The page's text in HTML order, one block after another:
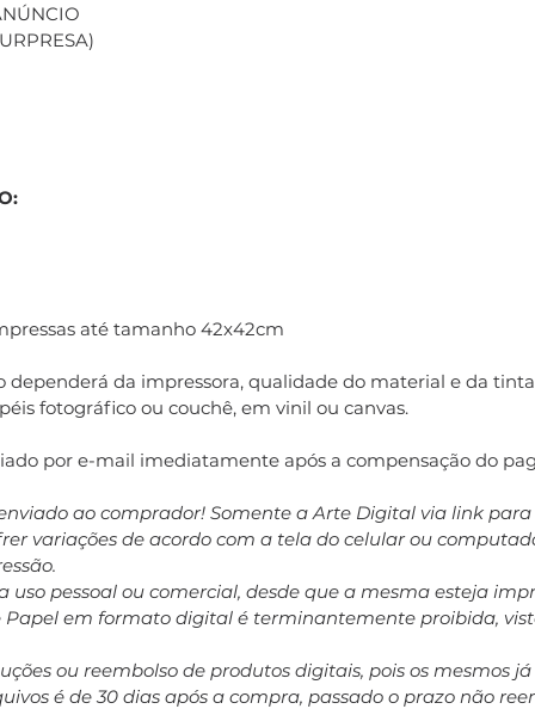
até tamanho 42x42cm
dependerá da impressora, qualidade do material e da
fotográfico ou couchê, em vinil ou canvas.
por e-mail imediatamente após a compensação do
ao comprador! Somente a Arte Digital via link
variações de acordo com a tela do celular ou
pessoal ou comercial, desde que a mesma esteja
Papel em formato digital é terminantemente proibida,
ou reembolso de produtos digitais, pois os mesmos
é de 30 dias após a compra, passado o prazo não